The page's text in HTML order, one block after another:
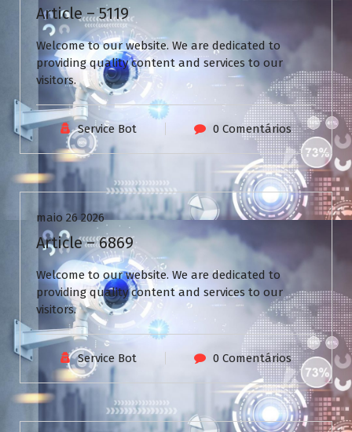
Article – 5119
Welcome to our website. We are dedicated to
providing quality content and services to our
visitors.
Service Bot 0 Comentários
Uncategorized
maio 26 2026
Article – 6869
Welcome to our website. We are dedicated to
providing quality content and services to our
visitors.
N
C
a
s
i
Service Bot 0 Comentários
Uncategorized